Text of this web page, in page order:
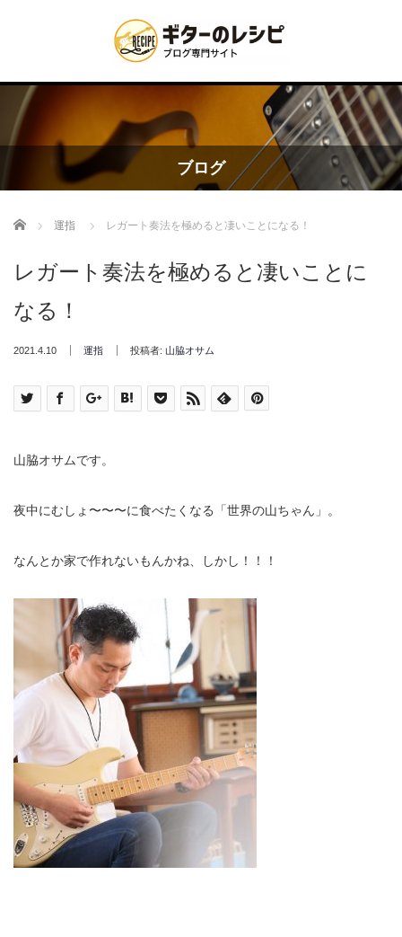
ブログ
Home 運指 レガート奏法を極めると凄いことになる！
レガート奏法を極めると凄いことに
なる！
2021.4.10 運指 投稿者: 山脇オサム
山脇オサムです。
夜中にむしょ〜〜〜に食べたくなる「世界の山ちゃん」。
なんとか家で作れないもんかね、しかし！！！